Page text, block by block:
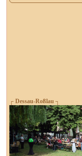
┌ Dessau-Roßlau ┐